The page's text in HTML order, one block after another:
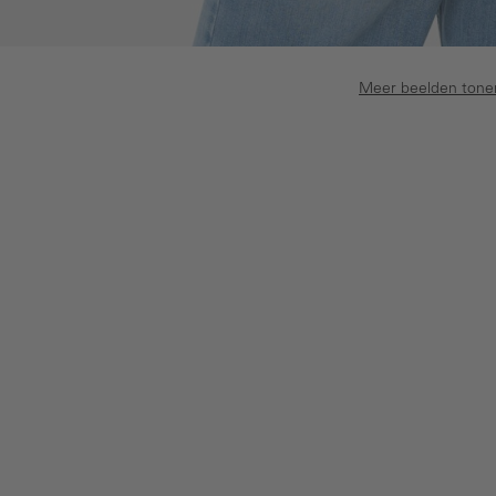
Meer beelden